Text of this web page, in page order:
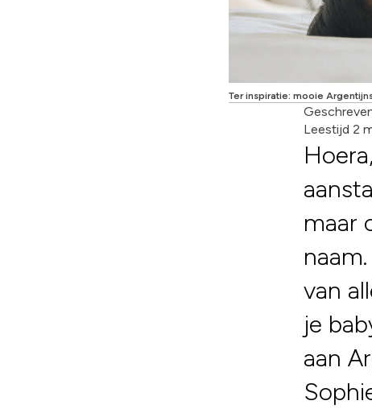
Ter inspiratie: mooie
Leestijd 2
maar
van
je
aan